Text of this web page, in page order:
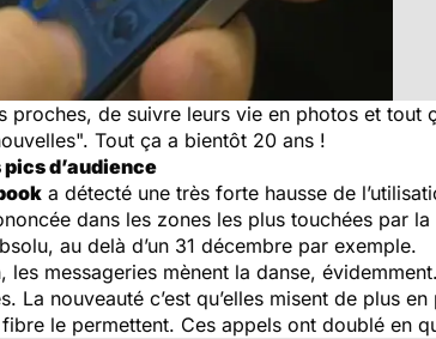
proches, de suivre leurs vie en photos et tout
Tout ça a bientôt 20 ans !
d’audience
a détecté une très forte hausse de
dans les zones les plus touchées par
au delà d’un 31 décembre par exemple.
messageries mènent la danse,
La nouveauté c’est qu’elles misent de plus
le permettent. Ces appels ont doublé en